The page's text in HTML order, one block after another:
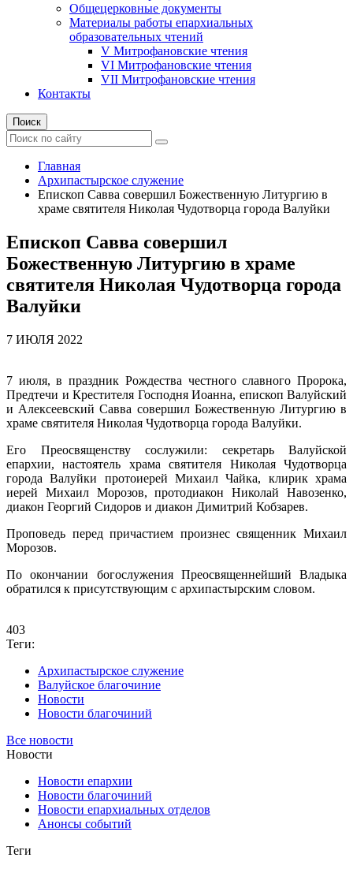
Общецерковные документы
Материалы работы епархиальных
образовательных чтений
V Митрофановские чтения
VI Митрофановские чтения
VII Митрофановские чтения
Контакты
Поиск
Главная
Архипастырское служение
Епископ Савва совершил Божественную Литургию в
храме святителя Николая Чудотворца города Валуйки
Епископ Савва совершил
Божественную Литургию в храме
святителя Николая Чудотворца города
Валуйки
7 ИЮЛЯ 2022
7 июля, в праздник Рождества честного славного Пророка,
Предтечи и Крестителя Господня Иоанна, епископ Валуйский
и Алексеевский Савва совершил Божественную Литургию в
храме святителя Николая Чудотворца города Валуйки.
Его Преосвященству сослужили: секретарь Валуйской
епархии, настоятель храма святителя Николая Чудотворца
города Валуйки протоиерей Михаил Чайка, клирик храма
иерей Михаил Морозов, протодиакон Николай Навозенко,
диакон Георгий Сидоров и диакон Димитрий Кобзарев.
Проповедь перед причастием произнес священник Михаил
Морозов.
По окончании богослужения Преосвященнейший Владыка
обратился к присутствующим с архипастырским словом.
403
Теги:
Архипастырское служение
Валуйское благочиние
Новости
Новости благочиний
Все новости
Новости
Новости епархии
Новости благочиний
Новости епархиальных отделов
Анонсы событий
Теги